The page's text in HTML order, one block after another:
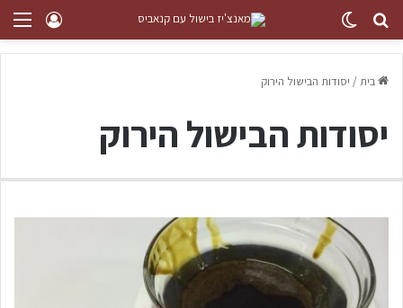
בית/ יסודות הבישול הירוק
יסודות הבישול הירוק